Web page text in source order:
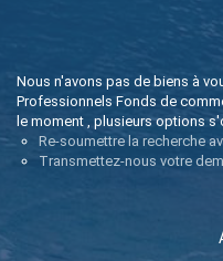
Nous n'avons pas de biens à
Professionnels Fonds de
le moment , plusieurs options
Re-soumettre la recherche
Transmettez-nous votre